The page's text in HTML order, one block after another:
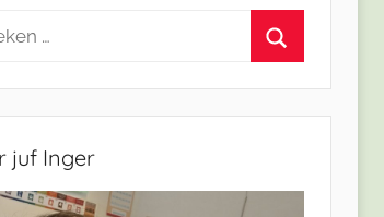
juf Inger